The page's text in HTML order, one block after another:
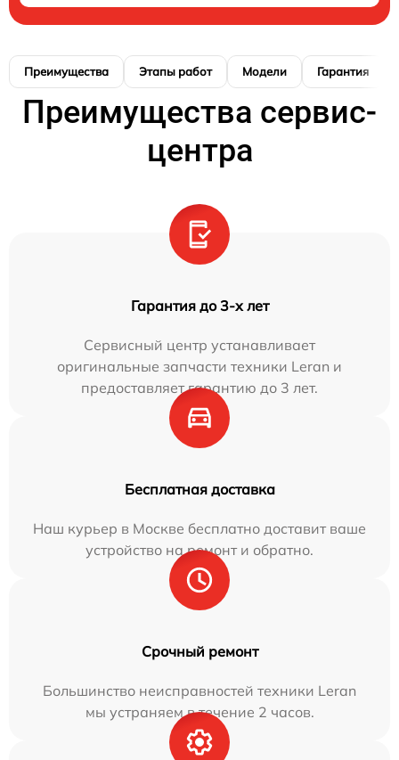
Преимущества Этапы работ Модели Гарантия
Преимущества сервис-
центра
Гарантия до 3-х лет
Сервисный центр устанавливает
оригинальные запчасти техники Leran и
предоставляет гарантию до 3 лет.
Бесплатная доставка
Наш курьер в Москве бесплатно доставит ваше
устройство на ремонт и обратно.
Срочный ремонт
Большинство неисправностей техники Leran
мы устраняем в течение 2 часов.